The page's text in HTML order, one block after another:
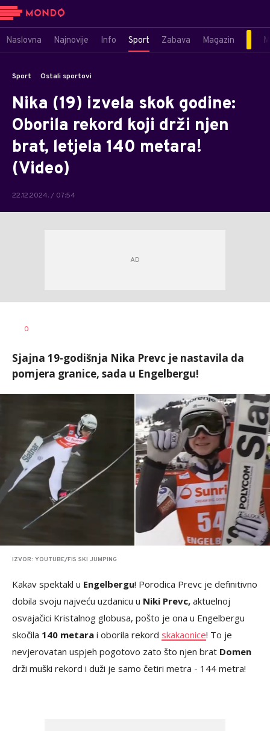
Naslovna Najnovije Info Sport Zabava Magazin
Sport Ostali sportovi
Nika (19) izvela skok godine:
Oborila rekord koji drži njen
brat, letjela 140 metara!
(Video)
22.12.2024. / 07:54
0
Sjajna 19-godišnja Nika Prevc je nastavila da
pomjera granice, sada u Engelbergu!
IZVOR: YOUTUBE/FIS SKI JUMPING
Kakav spektakl u Engelbergu! Porodica Prevc je definitivno
dobila svoju najveću uzdanicu u Niki Prevc, aktuelnoj
osvajačici Kristalnog globusa, pošto je ona u Engelbergu
skočila 140 metara i oborila rekord skakaonice! To je
nevjerovatan uspjeh pogotovo zato što njen brat Domen
drži muški rekord i duži je samo četiri metra - 144 metra!